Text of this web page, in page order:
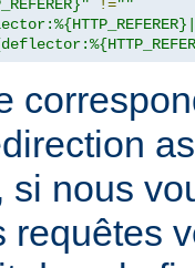
!=""
si nous
requêtes